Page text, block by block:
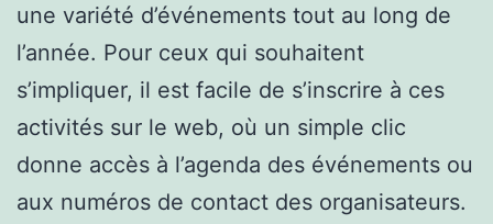
une variété d’événements tout au long de
l’année. Pour ceux qui souhaitent
s’impliquer, il est facile de s’inscrire à ces
activités sur le web, où un simple clic
donne accès à l’agenda des événements ou
aux numéros de contact des organisateurs.